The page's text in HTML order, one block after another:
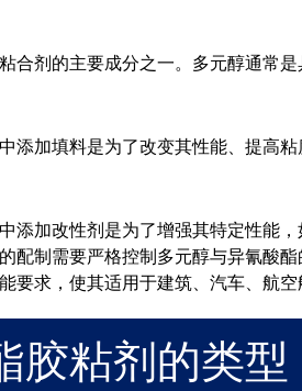
合剂的主要成分之一。多元醇通常
添加填料是为了改变其性能、提高
添加改性剂是为了增强其特定性能
配制需要严格控制多元醇与异氰酸
要求，使其适用于建筑、汽车、航空
胶粘剂的类型